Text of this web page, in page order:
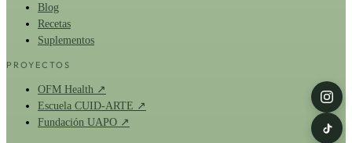
Blog
Recetas
Suplementos
PROYECTOS
OFM Health ↗
Escuela CUID-ARTE ↗
Fundación UAPO ↗